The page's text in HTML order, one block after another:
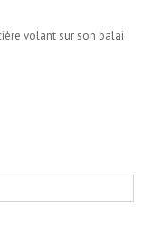
volant sur son balai